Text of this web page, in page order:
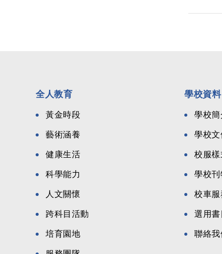
全人教育
黃金時段
藝術涵養
健康生活
科學能力
人文關懷
跨科目活動
培育園地
學校資料
學校簡
學校
校服
學校刊
校車服
選用書
聯絡我